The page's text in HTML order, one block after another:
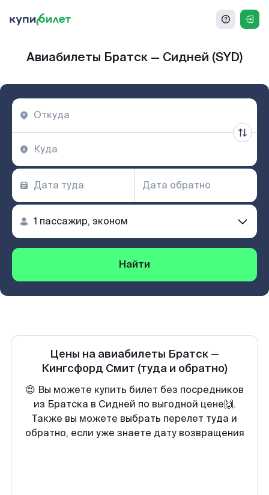
Авиабилеты Братск — Сидней (SYD)
Найти
Цены на авиабилеты Братск —
Кингсфорд Смит (туда и обратно)
😍 Вы можете купить билет без посредников
из Братска в Сидней по выгодной цене🙌.
Также вы можете выбрать перелет туда и
обратно, если уже знаете дату возвращения